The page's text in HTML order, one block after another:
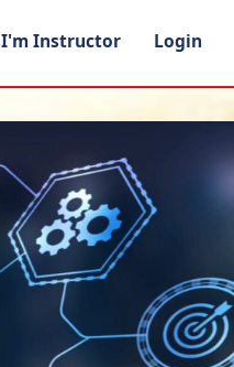
I'm Instructor Login